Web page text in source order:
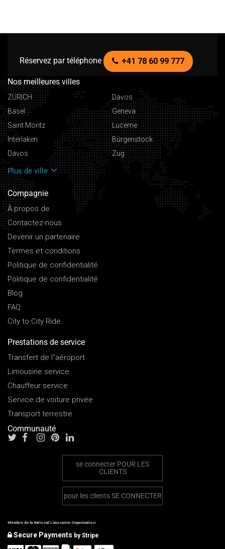
Réservez par téléphone +41 78 60 99 777
Nos meilleures villes
ZÜRICH
Davos
Basel
Geneva
Saint Moritz
Lucerne
Interlaken
Bürgenstock
Davos
Zug
Plus de ville
Compagnie
À propos de
Contactez-nous
Devenir un partenaire
Termes et conditions
Politique de confidentialité
Politique de confidentialité
Blog
FAQ
City to City Ride
Prestations de service
Transfert de l"aéroport
Limousine service
Chauffeur service
Service de voiture privée
Transport terrestre
Communauté
se connecter POUR LES
CLIENTS
pour les clientsSE CONNECTER
Membre de la National Limousine Organisation
Secure Payments by Stripe